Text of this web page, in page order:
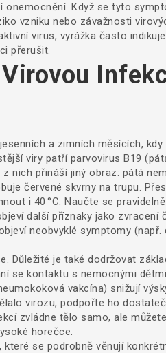
onemocnění. Když se tyto
vzniku nebo závažnosti
virus, vyrážka často
přerušit.
a zimních měsících,
viry patří parvovirus B19
nich přináší jiný obraz: pátá
červené skvrny na trupu.
i 40 °C. Naučte se
další příznaky jako zvracení
neobvyklé symptomy
Důležité je také dodržovat
se kontaktu s nemocnými
vakcína) snižují
virozu, podpořte ho
zvládne tělo samo, ale
horečce.
které se podrobně věnují